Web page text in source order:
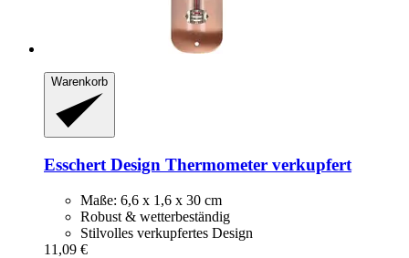
Warenkorb
Esschert Design Thermometer verkupfert
Maße: 6,6 x 1,6 x 30 cm
Robust & wetterbeständig
Stilvolles verkupfertes Design
11,09 €